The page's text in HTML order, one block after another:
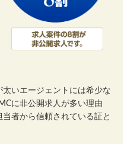
いエージェントには希少な
に非公開求人が多い理由
者から信頼されている証と